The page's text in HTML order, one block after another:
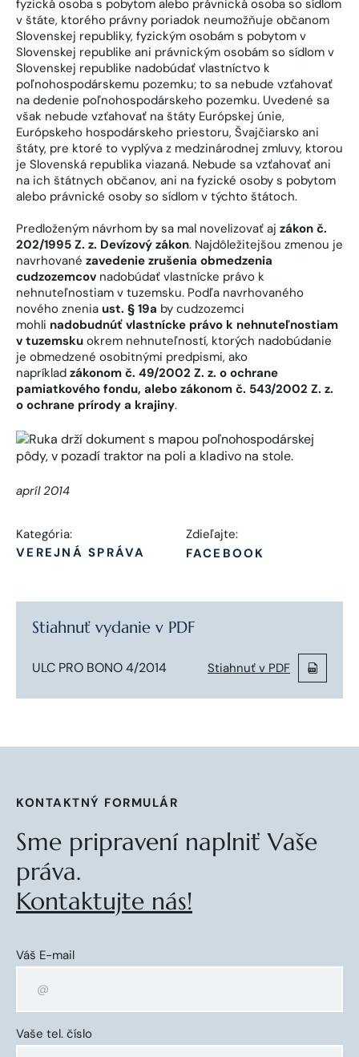
fyzická osoba s pobytom alebo právnická osoba so sídlom
v štáte, ktorého právny poriadok neumožňuje občanom
Slovenskej republiky, fyzickým osobám s pobytom v
Slovenskej republike ani právnickým osobám so sídlom v
Slovenskej republike nadobúdať vlastníctvo k
poľnohospodárskemu pozemku; to sa nebude vzťahovať
na dedenie poľnohospodárskeho pozemku. Uvedené sa
však nebude vzťahovať na štáty Európskej únie,
Európskeho hospodárskeho priestoru, Švajčiarsko ani
štáty, pre ktoré to vyplýva z medzinárodnej zmluvy, ktorou
je Slovenská republika viazaná. Nebude sa vzťahovať ani
na ich štátnych občanov, ani na fyzické osoby s pobytom
alebo právnické osoby so sídlom v týchto štátoch.
Predloženým návrhom by sa mal novelizovať aj zákon č.
202/1995 Z. z. Devízový zákon. Najdôležitejšou zmenou je
navrhované zavedenie zrušenia obmedzenia
cudzozemcov nadobúdať vlastnícke právo k
nehnuteľnostiam v tuzemsku. Podľa navrhovaného
nového znenia ust. § 19a by cudzozemci
mohli nadobudnúť vlastnícke právo k nehnuteľnostiam
v tuzemsku okrem nehnuteľností, ktorých nadobúdanie
je obmedzené osobitnými predpismi, ako
napríklad zákonom č. 49/2002 Z. z. o ochrane
pamiatkového fondu, alebo zákonom č. 543/2002 Z. z.
o ochrane prírody a krajiny.
apríl 2014
Kategória:
VEREJNÁ SPRÁVA
Zdieľajte:
FACEBOOK
Stiahnuť vydanie v PDF
ULC PRO BONO 4/2014 Stiahnuť v PDF
KONTAKTNÝ FORMULÁR
Sme pripravení naplniť Vaše
práva.
Kontaktujte nás!
Váš E-mail
Vaše tel. číslo